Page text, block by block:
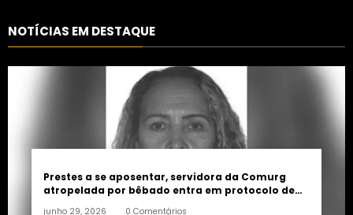
NOTÍCIAS EM DESTAQUE
Prestes a se aposentar, servidora da Comurg
atropelada por bêbado entra em protocolo de
junho 29, 2026 0 Comentários